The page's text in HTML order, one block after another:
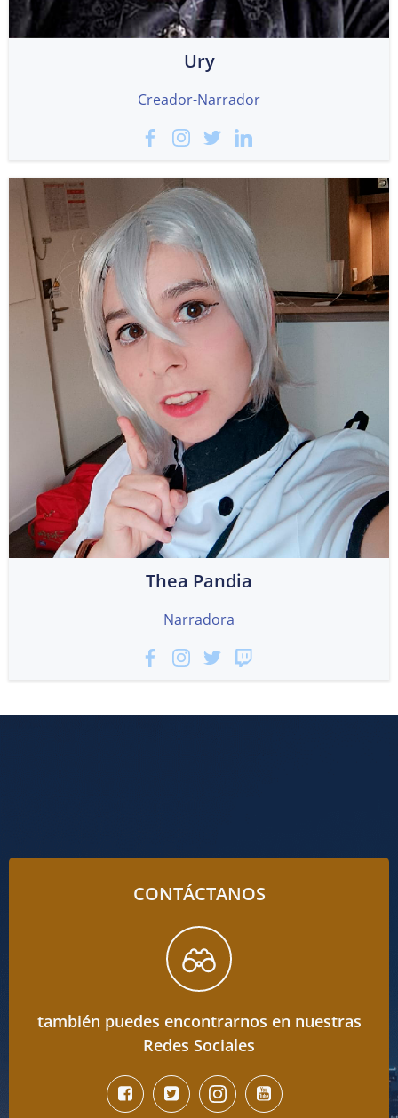
Ury
Creador-Narrador
Thea Pandia
Narradora
CONTÁCTANOS
también puedes encontrarnos en nuestras
Redes Sociales